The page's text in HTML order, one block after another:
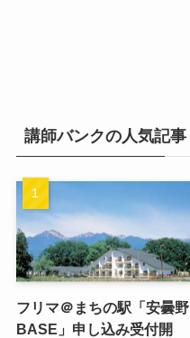
講師バンクの人気記事
フリマ＠まちの駅「安曇野
BASE」申し込み受付開